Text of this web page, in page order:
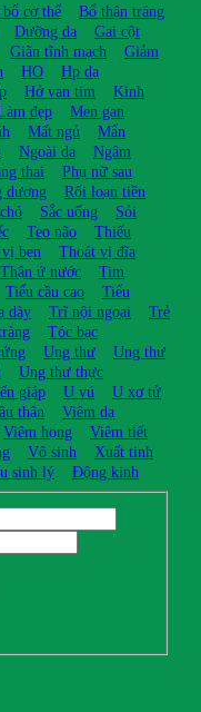
cơ thể
Bổ thận tráng
Dưỡng da
Gai cột
Giãn tĩnh mạch
Giảm
HO
Hp dạ
Hở van tim
Kinh
đẹp
Men gan
Mất ngủ
Mẩn
Ngoài da
Ngâm
thai
Phụ nữ sau
dương
Rối loạn tiền
Sắc uống
Sỏi
Teo não
Thiếu
bẹn
Thoát vị đĩa
Thận ứ nước
Tim
Tiểu cầu cao
Tiểu
dày Trĩ nội ngoại
Trẻ
Tóc bạc
Ung thư
Ung thư
Ung thư thực
giáp U vú
U xơ tử
thận
Viêm dạ
Viêm họng
Viêm tiết
Vô sinh
Xuất tinh
sinh lý Động kinh